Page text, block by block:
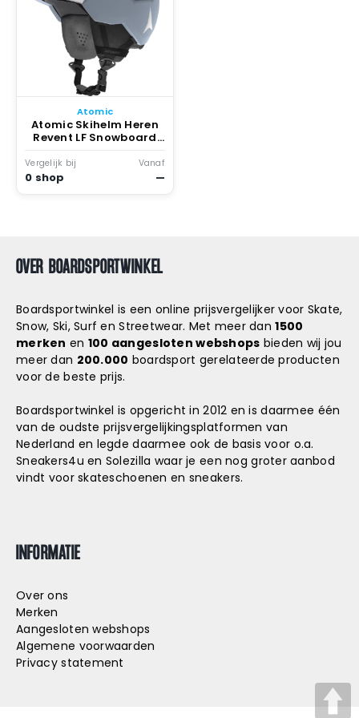
Atomic
Atomic Skihelm Heren
Revent LF Snowboard
Helm Wintersport
bescherming – 51-55
White_pantone_bright
Vergelijk bij
0 shop
Vanaf
—
OVER BOARDSPORTWINKEL
Boardsportwinkel is een online prijsvergelijker voor Skate,
Snow, Ski, Surf en Streetwear. Met meer dan1500
merken en 100 aangesloten webshops bieden wij jou
meer dan 200.000 boardsport gerelateerde producten
voor de beste prijs.
Boardsportwinkel is opgericht in 2012 en is daarmee één
van de oudste prijsvergelijkingsplatformen van
Nederland en legde daarmee ook de basis voor o.a.
Sneakers4u en Solezilla waar je een nog groter aanbod
vindt voor skateschoenen en sneakers.
INFORMATIE
Over ons
Merken
Aangesloten webshops
Algemene voorwaarden
Privacy statement